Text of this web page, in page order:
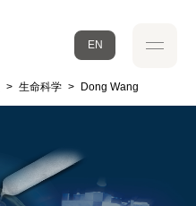
EN
> 生命科学 > Dong Wang